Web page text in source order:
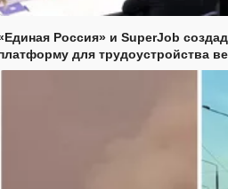
Россия» и SuperJob
для трудоустройства